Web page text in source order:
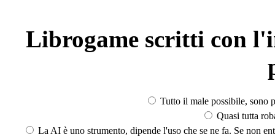
Librogame scritti con
Tutto il male possibile, sono
Quasi tutta
La AI è uno strumento, dipende l'uso che se ne fa. Se non